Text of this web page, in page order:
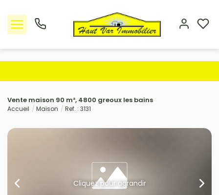
Nos offres
L'Agence
Rejoindre le groupement
Estimation
Vente maison 90 m², 4800 greoux les bains
Accueil Maison Ref. : 3131
Cliquez pour agrandir